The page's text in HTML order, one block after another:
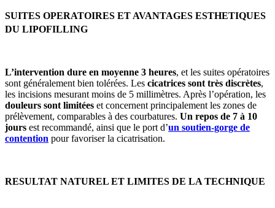
SUITES OPERATOIRES ET AVANTAGES ESTHETIQUES
DU LIPOFILLING
L’intervention dure en moyenne 3 heures, et les suites opératoires
sont généralement bien tolérées. Les cicatrices sont très discrètes,
les incisions mesurant moins de 5 millimètres. Après l’opération, les
douleurs sont limitées et concernent principalement les zones de
prélèvement, comparables à des courbatures. Un repos de 7 à 10
jours est recommandé, ainsi que le port d’un soutien-gorge de
contention pour favoriser la cicatrisation.
RESULTAT NATUREL ET LIMITES DE LA TECHNIQUE